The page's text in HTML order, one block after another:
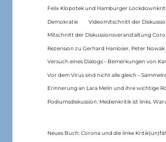
Felix Klopotek und Hamburger
Demokratie Videomitschnitt der
Mitschnitt der Diskussionsveranstaltung
Rezension zu Gerhard Hanloser, Peter
Versuch eines Dialogs – Bemerkungen von
Vor dem Virus sind nicht alle gleich –
Erinnerung an Lara Melin und ihre wichtige
Podiumsdiskussion: Medienkritik ist links.
Neues Buch: Corona und die linke